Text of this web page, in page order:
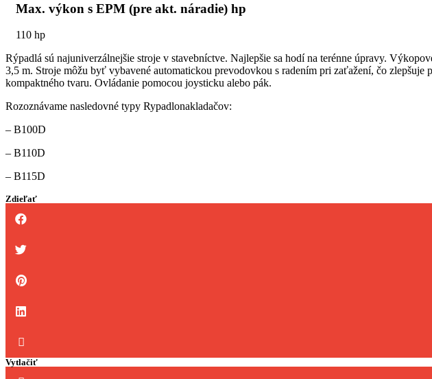
Max. výkon s EPM (pre akt. náradie) hp
110 hp
Rýpadlá sú najuniverzálnejšie stroje v stavebníctve. Najlepšie sa hodí na terénne úpravy.
3,5 m. Stroje môžu byť vybavené automatickou prevodovkou s radením pri zaťažení, čo
kompaktného tvaru. Ovládanie pomocou joysticku alebo pák.
Rozoznávame nasledovné typy Rypadlonakladačov:
– B100D
– B110D
– B115D
Zdieľať
Vytlačiť